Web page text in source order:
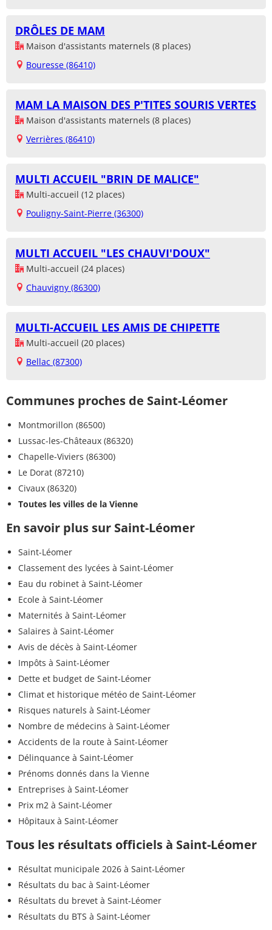
DRÔLES DE MAM
Maison d'assistants maternels (8 places)
Bouresse (86410)
MAM LA MAISON DES P'TITES SOURIS VERTES
Maison d'assistants maternels (8 places)
Verrières (86410)
MULTI ACCUEIL "BRIN DE MALICE"
Multi-accueil (12 places)
Pouligny-Saint-Pierre (36300)
MULTI ACCUEIL "LES CHAUVI'DOUX"
Multi-accueil (24 places)
Chauvigny (86300)
MULTI-ACCUEIL LES AMIS DE CHIPETTE
Multi-accueil (20 places)
Bellac (87300)
Communes proches de Saint-Léomer
Montmorillon (86500)
Lussac-les-Châteaux (86320)
Chapelle-Viviers (86300)
Le Dorat (87210)
Civaux (86320)
Toutes les villes de la Vienne
En savoir plus sur Saint-Léomer
Saint-Léomer
Classement des lycées à Saint-Léomer
Eau du robinet à Saint-Léomer
Ecole à Saint-Léomer
Maternités à Saint-Léomer
Salaires à Saint-Léomer
Avis de décès à Saint-Léomer
Impôts à Saint-Léomer
Dette et budget de Saint-Léomer
Climat et historique météo de Saint-Léomer
Risques naturels à Saint-Léomer
Nombre de médecins à Saint-Léomer
Accidents de la route à Saint-Léomer
Délinquance à Saint-Léomer
Prénoms donnés dans la Vienne
Entreprises à Saint-Léomer
Prix m2 à Saint-Léomer
Hôpitaux à Saint-Léomer
Tous les résultats officiels à Saint-Léomer
Résultat municipale 2026 à Saint-Léomer
Résultats du bac à Saint-Léomer
Résultats du brevet à Saint-Léomer
Résultats du BTS à Saint-Léomer